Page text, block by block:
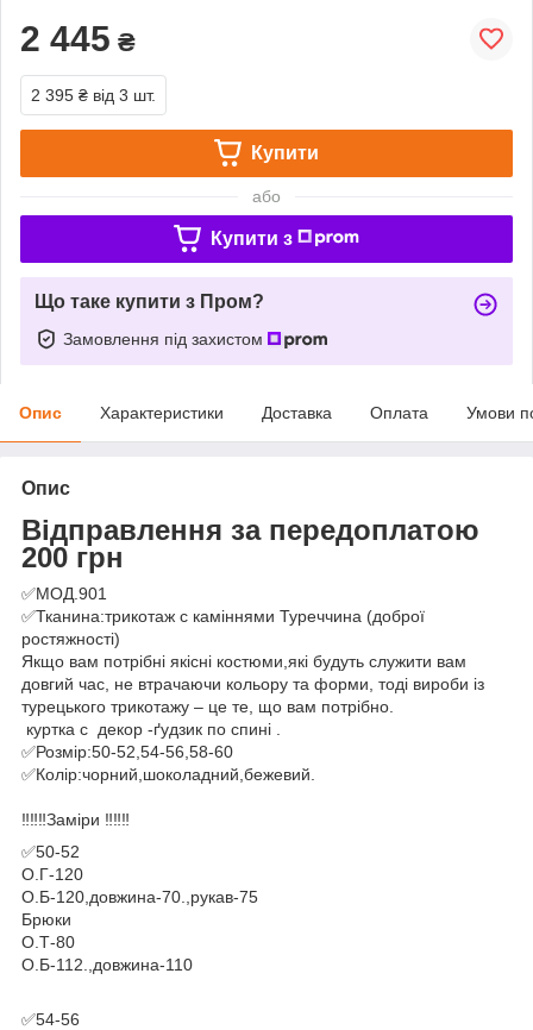
2 445 ₴
2 395 ₴ від 3 шт.
Купити
або
Купити з
Що таке купити з Пром?
Замовлення під захистом
Опис Характеристики Доставка Оплата Умови
Опис
Відправлення за передоплатою
200 грн
✅МОД.901
✅Тканина:трикотаж с каміннями Туреччина (доброї
ростяжності)
Якщо вам потрібні якісні костюми,які будуть служити вам
довгий час, не втрачаючи кольору та форми, тоді вироби із
турецького трикотажу – це те, що вам потрібно.
куртка с декор -ґудзик по спині .
✅Розмір:50-52,54-56,58-60
✅Колір:чорний,шоколадний,бежевий.
‼️‼️‼️Заміри ‼️‼️‼️
✅50-52
О.Г-120
О.Б-120,довжина-70.,рукав-75
Брюки
О.Т-80
О.Б-112.,довжина-110
✅54-56